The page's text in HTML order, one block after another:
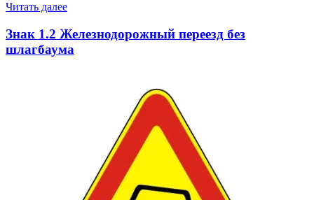
Читать далее
Знак 1.2 Железнодорожный переезд без
шлагбаума